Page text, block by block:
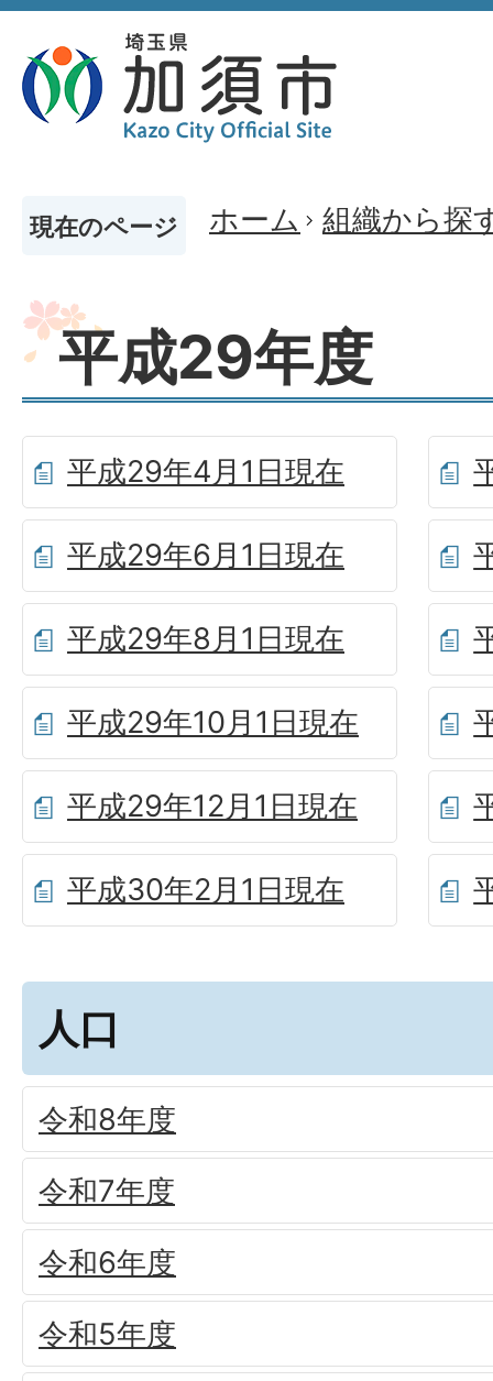
現在のページ ホーム 組織から探
平成29年度
平成29年4月1日現在
平成29年6月1日現在
平成29年8月1日現在
平成29年10月1日現在
平成29年12月1日現在
平成30年2月1日現在
人口
令和8年度
令和7年度
令和6年度
令和5年度